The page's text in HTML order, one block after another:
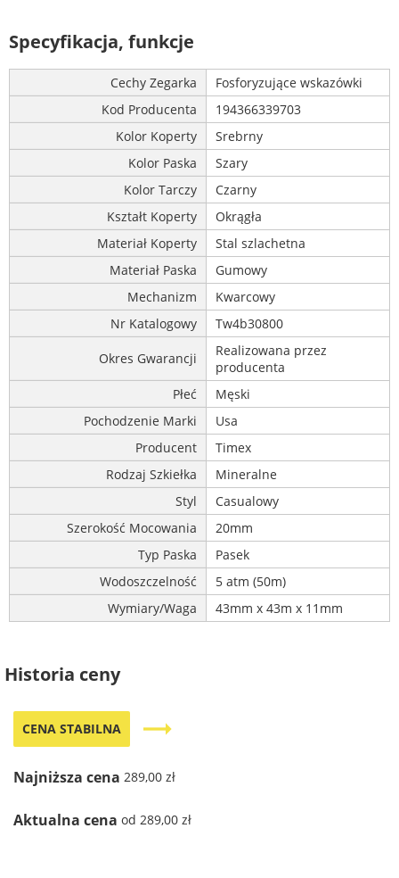
Specyfikacja, funkcje
Cechy Zegarka
Fosforyzujące wskazówki
Kod Producenta
194366339703
Kolor Koperty
Srebrny
Kolor Paska
Szary
Kolor Tarczy
Czarny
Kształt Koperty
Okrągła
Materiał Koperty
Stal szlachetna
Materiał Paska
Gumowy
Mechanizm
Kwarcowy
Nr Katalogowy
Tw4b30800
Okres Gwarancji
Realizowana przez
producenta
Płeć
Męski
Pochodzenie Marki
Usa
Producent
Timex
Rodzaj Szkiełka
Mineralne
Styl
Casualowy
Szerokość Mocowania
20mm
Typ Paska
Pasek
Wodoszczelność
5 atm (50m)
Wymiary/Waga
43mm x 43m x 11mm
Historia ceny
CENA STABILNA trending_flat
Najniższa cena 289,00 zł
Aktualna cena od 289,00 zł